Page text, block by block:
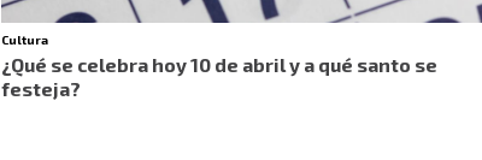
Cultura
¿Qué se celebra hoy 10 de abril y a qué santo se
festeja?